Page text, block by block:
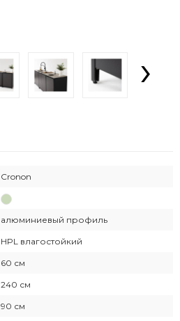
›
Cronon
алюминиевый профиль
HPL влагостойкий
60 см
240 см
90 см